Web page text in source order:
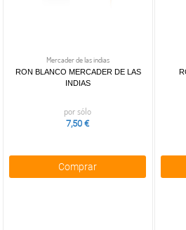
Mercader de las indias
RON BLANCO MERCADER DE LAS
INDIAS
por sólo
7,50 €
Comprar